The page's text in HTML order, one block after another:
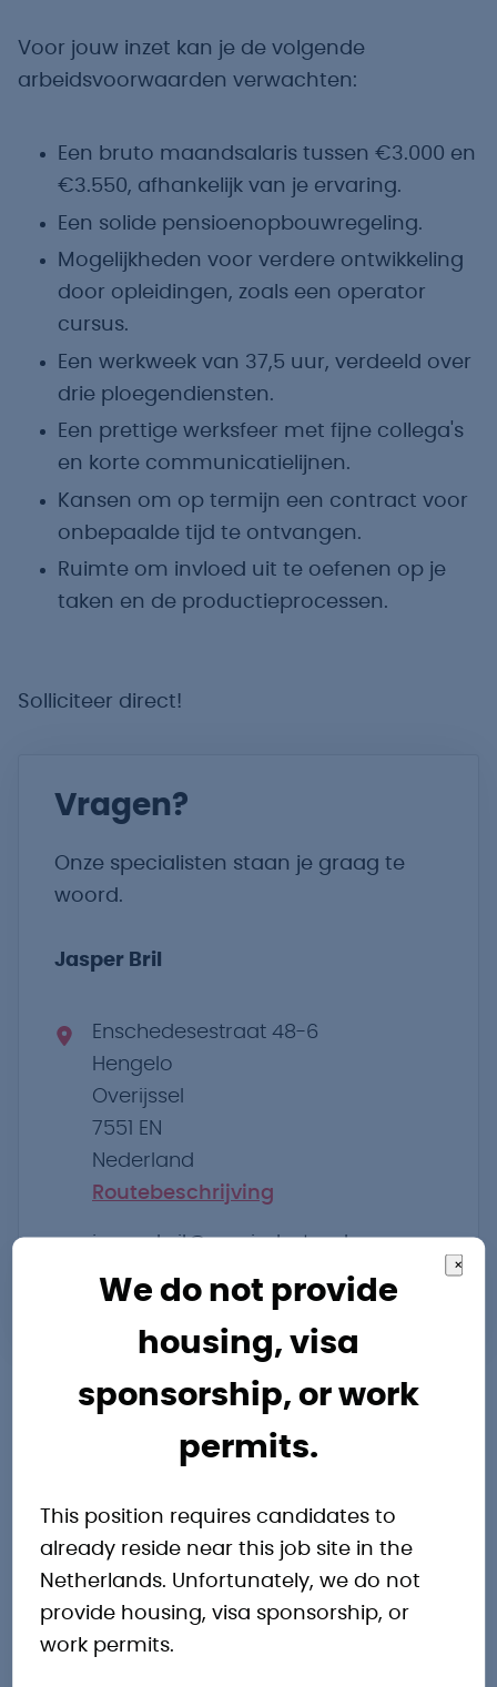
×
We do not provide
housing, visa
sponsorship, or work
permits.
This position requires candidates to
already reside near this job site in the
Netherlands. Unfortunately, we do not
provide housing, visa sponsorship, or
work permits.
Voor jouw inzet kan je de volgende
arbeidsvoorwaarden verwachten:
Een bruto maandsalaris tussen €3.000 en
€3.550, afhankelijk van je ervaring.
Een solide pensioenopbouwregeling.
Mogelijkheden voor verdere ontwikkeling
door opleidingen, zoals een operator
cursus.
Een werkweek van 37,5 uur, verdeeld over
drie ploegendiensten.
Een prettige werksfeer met fijne collega's
en korte communicatielijnen.
Kansen om op termijn een contract voor
onbepaalde tijd te ontvangen.
Ruimte om invloed uit te oefenen op je
taken en de productieprocessen.
Solliciteer direct!
Vragen?
Onze specialisten staan je graag te
woord.
Jasper Bril
Enschedesestraat 48-6
Hengelo
Overijssel
7551 EN
Nederland
Routebeschrijving
jasper.bril@pro-industry.nl
+31 742032010
Andere
interessante
vacatures